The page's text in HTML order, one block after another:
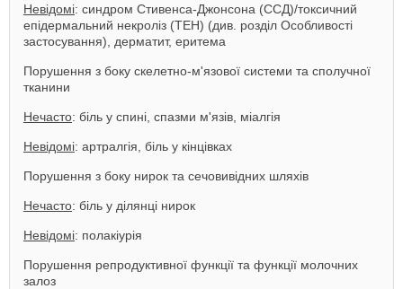
Невідомі: синдром Стивенса-Джонсона (ССД)/токсичний
епідермальний некроліз (ТЕН) (див. розділ Особливості
застосування), дерматит, еритема
Порушення з боку скелетно-м'язової системи та сполучної
тканини
Нечасто: біль у спині, спазми м'язів, міалгія
Невідомі: артралгія, біль у кінцівках
Порушення з боку нирок та сечовивідних шляхів
Нечасто: біль у ділянці нирок
Невідомі: полакіурія
Порушення репродуктивної функції та функції молочних
залоз